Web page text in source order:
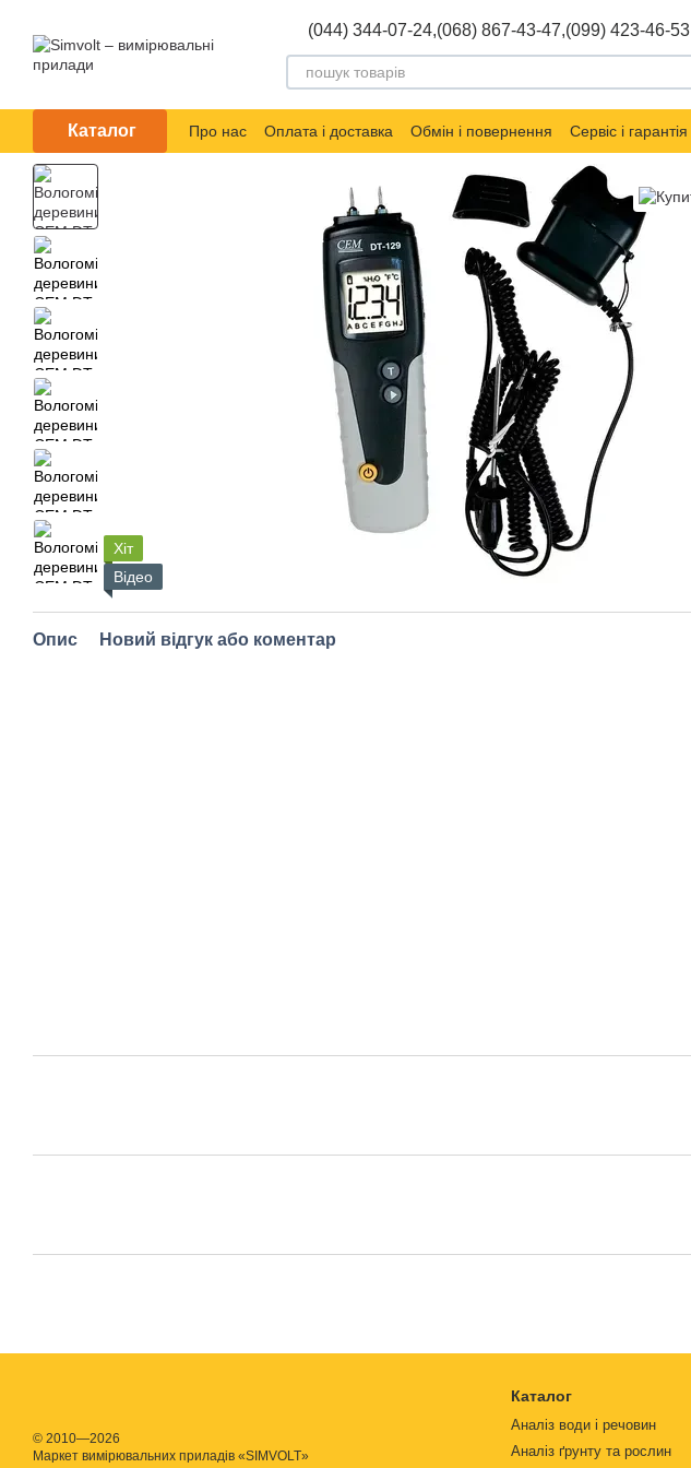
(044) 344-07-24,(068) 867-43-47,(099) 423-46-53
Каталог Про нас Оплата і доставка Обмін і повернення Сервіс і гарантія
Хіт
Відео
Опис Новий відгук або коментар
© 2010—2026
Маркет вимірювальних приладів «SIMVOLT»
Каталог
Аналіз води і речовин
Аналіз ґрунту та рослин